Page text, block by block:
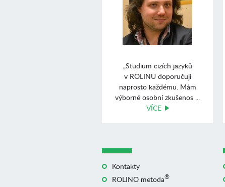
„Studium cizích jazyků
v ROLINU doporučuji
naprosto každému. Mám
výborné osobní zkušenos ...
VÍCE
Kontakty
ROLINO metoda®